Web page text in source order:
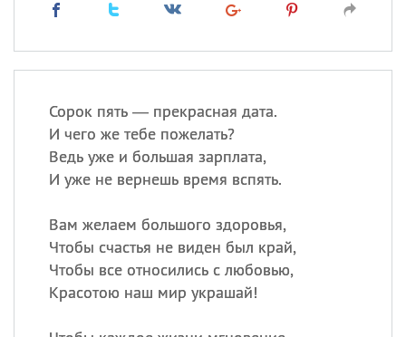
Сорок пять — прекрасная дата.
И чего же тебе пожелать?
Ведь уже и большая зарплата,
И уже не вернешь время вспять.
Вам желаем большого здоровья,
Чтобы счастья не виден был край,
Чтобы все относились с любовью,
Красотою наш мир украшай!